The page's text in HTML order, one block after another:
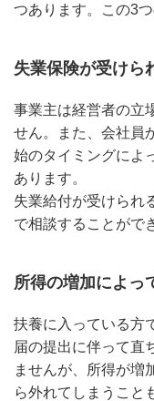
つあります。この3
失業保険が受けら
事業主は経営者の立
せん。また、会社員
始のタイミングによ
あります。
失業給付が受けられ
で相談することがで
所得の増加によっ
扶養に入っている方
届の提出に伴って直
ませんが、所得が増
ら外れてしまうこと